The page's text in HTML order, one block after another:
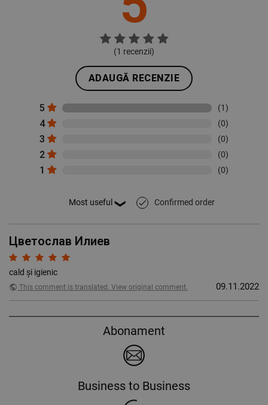
(1 recenzii)
ADAUGĂ RECENZIE
5 (1)
4 (0)
3 (0)
2 (0)
1 (0)
done Confirmed order
Цветослав Илиев
cald și igienic
public This comment is translated. View original comment. 09.11.2022
Abonament
Business to Business